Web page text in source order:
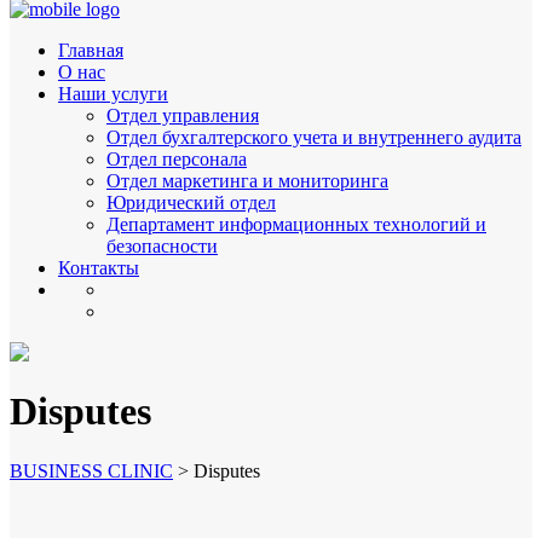
Главная
О нас
Наши услуги
Отдел управления
Отдел бухгалтерского учета и внутреннего аудита
Отдел персонала
Отдел маркетинга и мониторинга
Юридический отдел
Департамент информационных технологий и
безопасности
Контакты
Disputes
BUSINESS CLINIC > Disputes